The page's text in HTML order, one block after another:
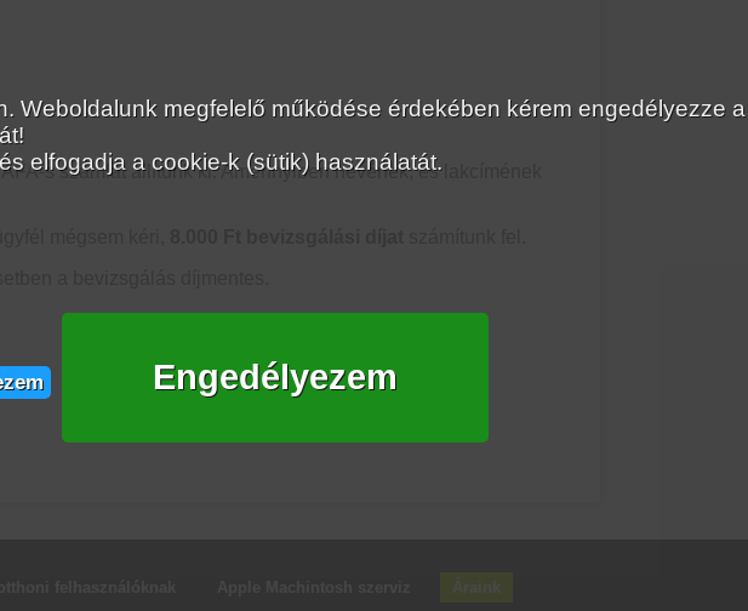
s számlát állítunk ki. Amennyiben nevének, és lakcímének
Weboldalunk megfelelő működése érdekében kérem engedélyezze a
elfogadja a cookie-k (sütik) használatát.
Engedélyezem
Áraink